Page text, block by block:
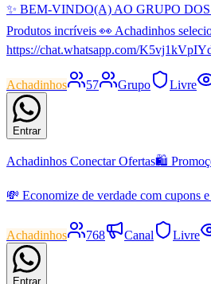
✨ BEM-VINDO(A) AO GRUPO DOS
Produtos incríveis 👀 Achadinhos
https://chat.whatsapp.com/
Achadinhos 57 Grupo Livre
Entrar
Achadinhos Conectar Ofertas🛍
💸 Economize de verdade com cupons
Achadinhos 768 Canal Livre
Entrar